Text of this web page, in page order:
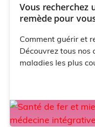
Vous recherchez
remède pour
Comment guérir et
Découvrez tous nos
maladies les plus